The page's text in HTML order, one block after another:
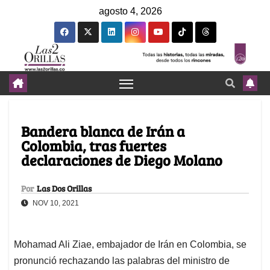
agosto 4, 2026
Bandera blanca de Irán a
Colombia, tras fuertes
declaraciones de Diego Molano
Por Las Dos Orillas
NOV 10, 2021
Mohamad Ali Ziae, embajador de Irán en Colombia, se
pronunció rechazando las palabras del ministro de